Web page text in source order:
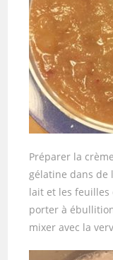
Préparer la
gélatine dans de
lait et les feuilles
porter à
mixer avec la